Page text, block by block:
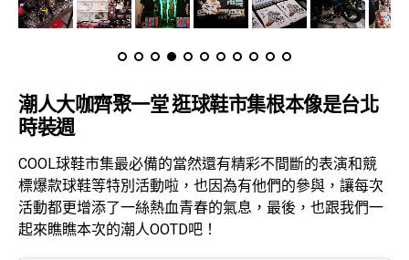
潮人大咖齊聚一堂 逛球鞋市集根本像是台北
時裝週
COOL球鞋市集最必備的當然還有精彩不間斷的表演和競
標爆款球鞋等特別活動啦，也因為有他們的參與，讓每次
活動都更增添了一絲熱血青春的氣息，最後，也跟我們一
起來瞧瞧本次的潮人OOTD吧！